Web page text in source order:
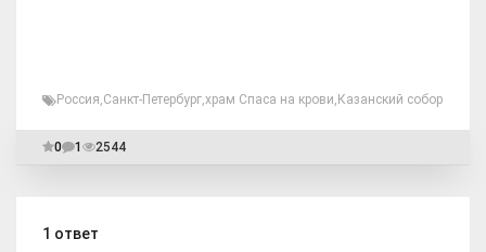
Россия,Санкт-Петербург,храм Спаса на крови, Казанский собор
0 1 2544
1 ответ